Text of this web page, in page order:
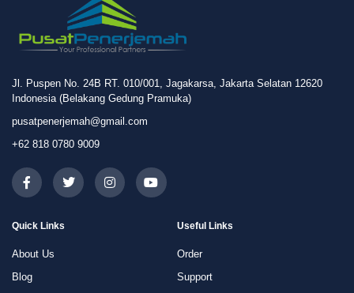
Jl. Puspen No. 24B RT. 010/001, Jagakarsa, Jakarta Selatan 12620
Indonesia (Belakang Gedung Pramuka)
pusatpenerjemah@gmail.com
+62 818 0780 9009
Quick Links
About Us
Blog
Useful Links
Order
Support